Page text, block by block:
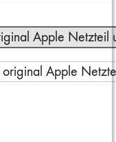
Apple Netzteil
Apple